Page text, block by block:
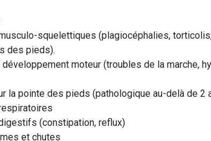
squelettiques (plagiocéphalies,
des pieds).
développement moteur (troubles de la marche,
la pointe des pieds (pathologique au-delà de 2
(constipation, reflux)
et chutes